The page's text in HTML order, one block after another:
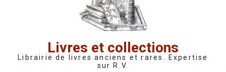
Livres et collections
Librairie de livres anciens et rares. Expertise
sur R.V.